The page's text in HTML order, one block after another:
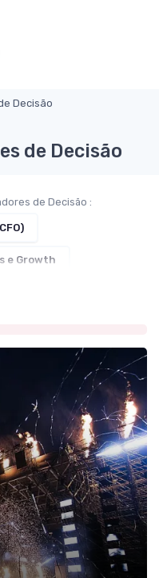
Decisão
de Decisão
de Decisão :
e Growth
Digital
e Logística